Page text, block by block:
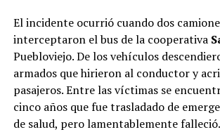
El incidente ocurrió cuando dos
interceptaron el bus de la cooperativa
Puebloviejo. De los vehículos
armados que hirieron al conductor y
pasajeros. Entre las víctimas se
cinco años que fue trasladado de
de salud, pero lamentablemente falleció.